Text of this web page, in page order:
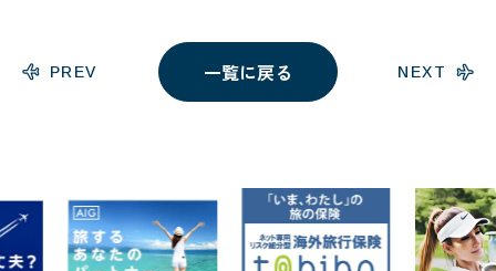
PREV 一覧に戻る NEXT